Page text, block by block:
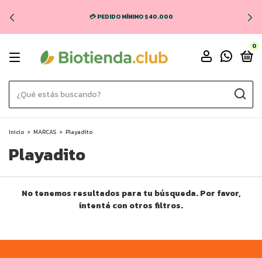
💳 PEDIDO MÍNIMO $40.000
0
Inicio > MARCAS > Playadito
Playadito
No tenemos resultados para tu búsqueda. Por favor,
intentá con otros filtros.